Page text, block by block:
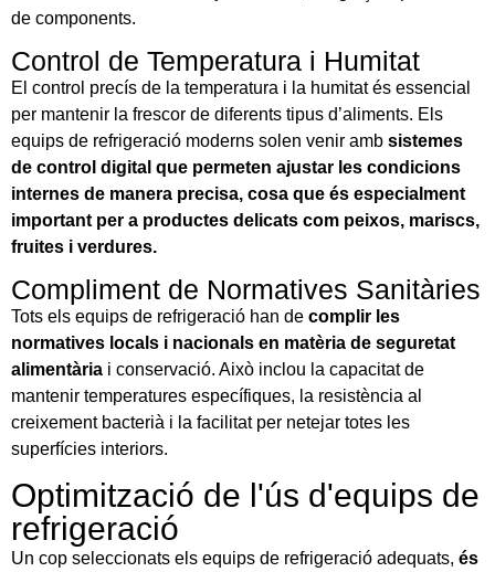
de components.
Control de Temperatura i Humitat
El control precís de la temperatura i la humitat és essencial
per mantenir la frescor de diferents tipus d’aliments. Els
equips de refrigeració moderns solen venir amb sistemes
de control digital que permeten ajustar les condicions
internes de manera precisa, cosa que és especialment
important per a productes delicats com peixos, mariscs,
fruites i verdures.
Compliment de Normatives Sanitàries
Tots els equips de refrigeració han de complir les
normatives locals i nacionals en matèria de seguretat
alimentària i conservació. Això inclou la capacitat de
mantenir temperatures específiques, la resistència al
creixement bacterià i la facilitat per netejar totes les
superfícies interiors.
Optimització de l'ús d'equips de
refrigeració
Un cop seleccionats els equips de refrigeració adequats, és